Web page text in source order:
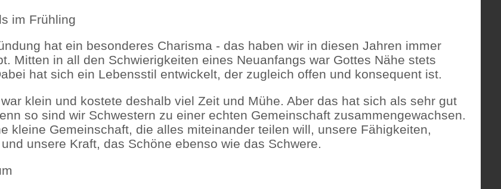
hat ein besonderes Charisma - das haben wir in diesen Jahren immer
Mitten in all den Schwierigkeiten eines Neuanfangs war Gottes Nähe stets
hat sich ein Lebensstil entwickelt, der zugleich offen und konsequent ist.
klein und kostete deshalb viel Zeit und Mühe. Aber das hat sich als sehr gut
so sind wir Schwestern zu einer echten Gemeinschaft zusammengewachsen.
kleine Gemeinschaft, die alles miteinander teilen will, unsere Fähigkeiten,
unsere Kraft, das Schöne ebenso wie das Schwere.